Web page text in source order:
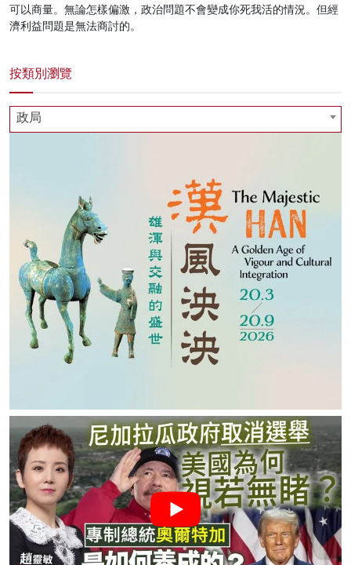
可以商量。無論怎樣偏激，政治問題不會變成你死我活的情況。但經
濟利益問題是無法商討的。
按類別瀏覽
政局